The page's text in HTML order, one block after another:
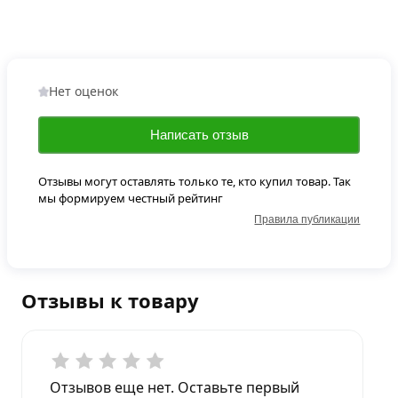
Отзывы к товару
Отзывов еще нет. Оставьте первый
Нет оценок
Написать отзыв
Отзывы могут оставлять только те, кто купил товар. Так
мы формируем честный рейтинг
Правила публикации